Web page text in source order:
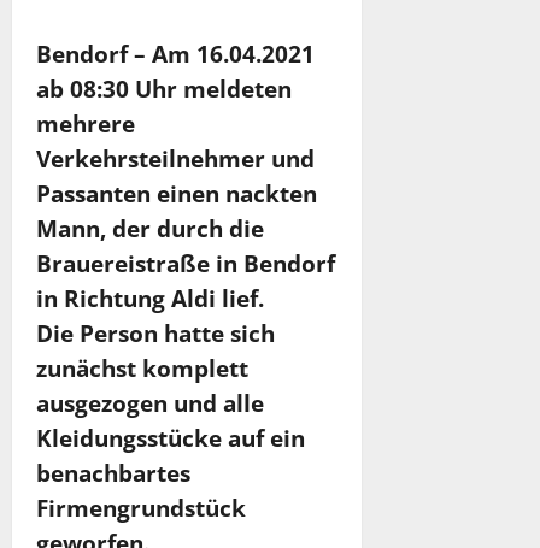
Bendorf – Am 16.04.2021
ab 08:30 Uhr meldeten
mehrere
Verkehrsteilnehmer und
Passanten einen nackten
Mann, der durch die
Brauereistraße in Bendorf
in Richtung Aldi lief.
Die Person hatte sich
zunächst komplett
ausgezogen und alle
Kleidungsstücke auf ein
benachbartes
Firmengrundstück